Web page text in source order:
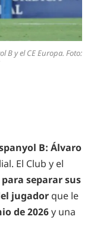
B y el CE Europa. Foto:
B: Álvaro
El Club y el
separar sus
jugador que le
de 2026y una